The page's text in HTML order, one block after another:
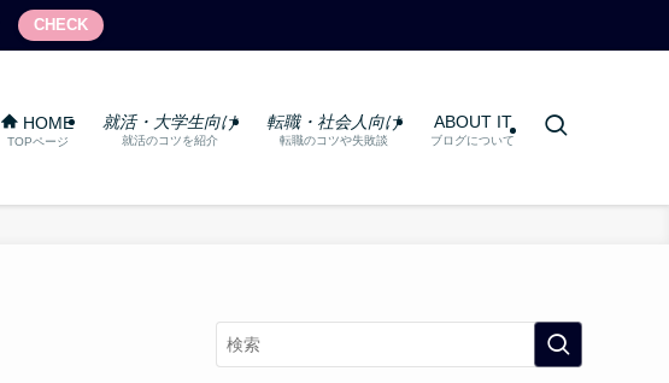
CHECK
HOME
TOPページ
就活・大学生向け
就活のコツを紹介
転職・社会人向け
転職のコツや失敗談
ABOUT IT
ブログについて